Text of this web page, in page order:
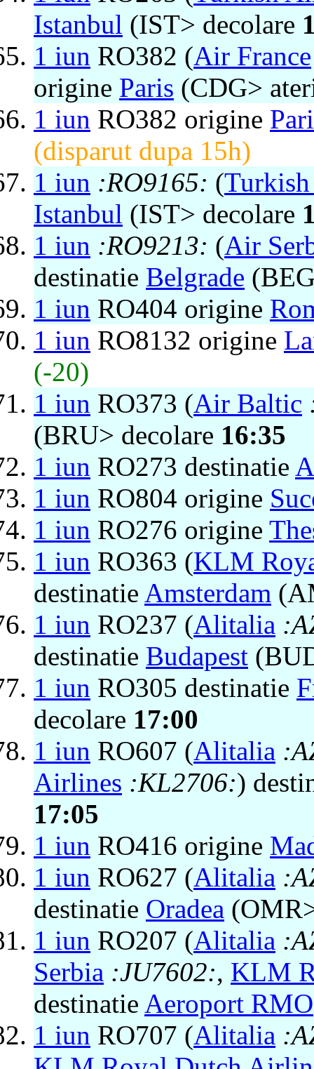
Istanbul (IST> decolare
1 iun RO382 (Air France
origine Paris (CDG>
1 iun RO382 origine
(disparut dupa 15h)
1 iun :RO9165: (
Istanbul (IST> decolare
1 iun :RO9213: (Air
destinatie Belgrade
1 iun RO404 origine
1 iun RO8132 origine
(-20)
1 iun RO373 (Air Baltic
(BRU> decolare 16:35
1 iun RO273 destinatie
1 iun RO804 origine
1 iun RO276 origine
1 iun RO363 (KLM
destinatie Amsterdam
1 iun RO237 (Alitalia
destinatie Budapest
1 iun RO305 destinatie
decolare 17:00
1 iun RO607 (Alitalia
Airlines :KL2706:)
17:05
1 iun RO416 origine
1 iun RO627 (Alitalia
destinatie Oradea
1 iun RO207 (Alitalia
Serbia :JU7602:, KLM
destinatie Aeroport RMO
1 iun RO707 (Alitalia